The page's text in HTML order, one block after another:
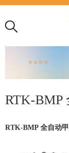
RTK-BMP
RTK-BMP 全⾃动